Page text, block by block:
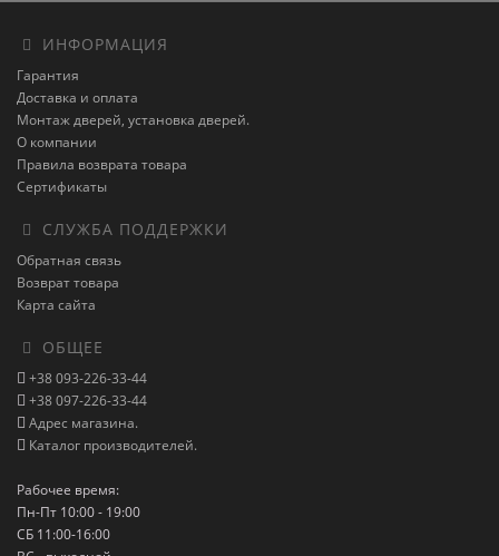
ИНФОРМАЦИЯ
Гарантия
Доставка и оплата
Монтаж дверей, установка дверей.
О компании
Правила возврата товара
Сертификаты
СЛУЖБА ПОДДЕРЖКИ
Обратная связь
Возврат товара
Карта сайта
ОБЩЕЕ
+38 093-226-33-44
+38 097-226-33-44
Адрес магазина.
Каталог производителей.
Рабочее время:
Пн-Пт 10:00 - 19:00
СБ 11:00-16:00